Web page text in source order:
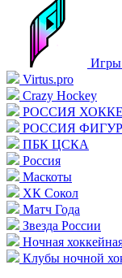
Игры
Virtus.pro
Crazy Hockey
РОССИЯ
РОССИЯ
ПБК ЦСКА
Россия
Маскоты
ХК Сокол
Матч Года
Звезда России
Ночная
Клубы ночной